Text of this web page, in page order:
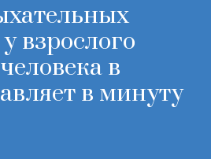
взрослого
в
в минуту